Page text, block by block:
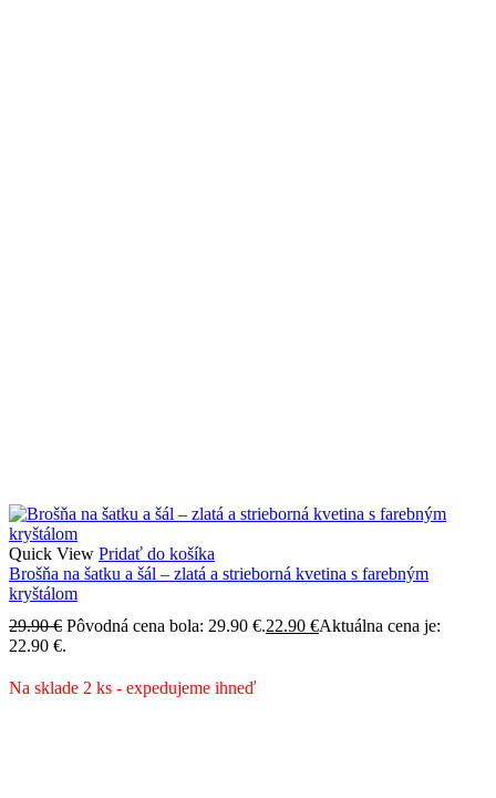
Quick View Pridať do košíka
Brošňa na šatku a šál – zlatá a strieborná kvetina s farebným
kryštálom
29.90€ Pôvodná cena bola: 29.90 €.22.90 €Aktuálna cena je:
22.90 €.
Na sklade 2 ks - expedujeme ihneď